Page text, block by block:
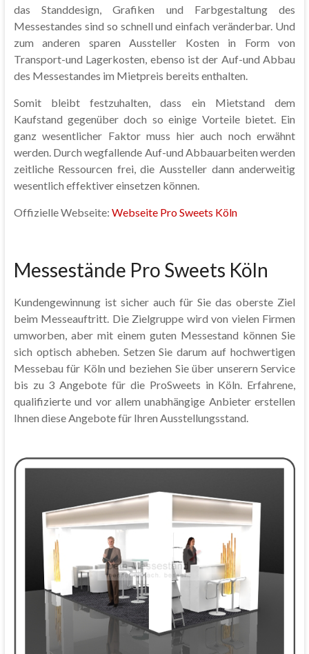
das Standdesign, Grafiken und Farbgestaltung des
Messestandes sind so schnell und einfach veränderbar. Und
zum anderen sparen Aussteller Kosten in Form von
Transport-und Lagerkosten, ebenso ist der Auf-und Abbau
des Messestandes im Mietpreis bereits enthalten.
Somit bleibt festzuhalten, dass ein Mietstand dem
Kaufstand gegenüber doch so einige Vorteile bietet. Ein
ganz wesentlicher Faktor muss hier auch noch erwähnt
werden. Durch wegfallende Auf-und Abbauarbeiten werden
zeitliche Ressourcen frei, die Aussteller dann anderweitig
wesentlich effektiver einsetzen können.
Offizielle Webseite: Webseite Pro Sweets Köln
Messestände Pro Sweets Köln
Kundengewinnung ist sicher auch für Sie das oberste Ziel
beim Messeauftritt. Die Zielgruppe wird von vielen Firmen
umworben, aber mit einem guten Messestand können Sie
sich optisch abheben. Setzen Sie darum auf hochwertigen
Messebau für Köln und beziehen Sie über unserern Service
bis zu 3 Angebote für die ProSweets in Köln. Erfahrene,
qualifizierte und vor allem unabhängige Anbieter erstellen
Ihnen diese Angebote für Ihren Ausstellungsstand.